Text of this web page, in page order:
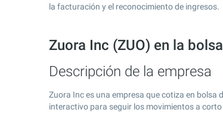
la facturación y el reconocimiento de ingresos.
Zuora Inc (ZUO) en la
Descripción de la empresa
Zuora Inc es una empresa que cotiza en bolsa
interactivo para seguir los movimientos a